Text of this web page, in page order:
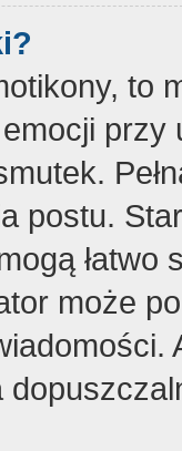
to
postu.
może